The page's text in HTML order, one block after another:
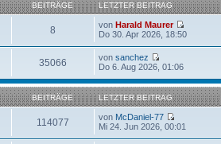
BEITRÄGE LETZTER BEITRAG
8 vonHarald Maurer
Do 30. Apr 2026, 18:50
35066 vonsanchez
Do 6. Aug 2026, 01:06
BEITRÄGE LETZTER BEITRAG
114077 von McDaniel-77
Mi 24. Jun 2026, 00:01